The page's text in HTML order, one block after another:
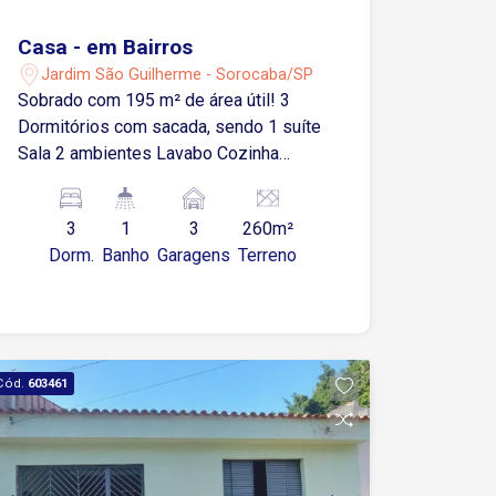
Casa - em Bairros
Jardim São Guilherme - Sorocaba/SP
Sobrado com 195 m² de área útil! 3
Dormitórios com sacada, sendo 1 suíte
Sala 2 ambientes Lavabo Cozinha
serviço Lavanderia Quintal 3 Vagas de
garagem cobertas
3
Dorm.
1
Banho
3
Garagens
260m²
Terreno
603461